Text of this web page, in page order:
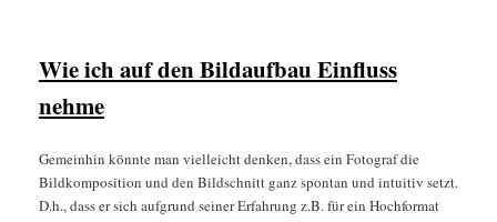
Wie ich auf den Bildaufbau Einfluss
nehme
Gemeinhin könnte man vielleicht denken, dass ein Fotograf die
Bildkomposition und den Bildschnitt ganz spontan und intuitiv setzt.
D.h., dass er sich aufgrund seiner Erfahrung z.B. für ein Hochformat